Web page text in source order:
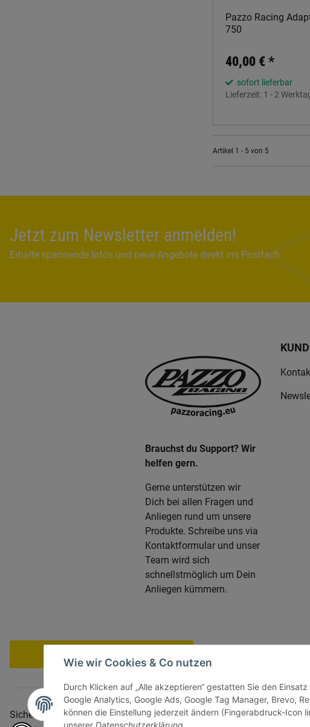
Wie wir Cookies & Co nutzen
Durch Klicken auf „Alle akzeptieren“ gestatten Sie den
Google Analytics, Google Ads, Google Tag Manager, Brevo,
können die Einstellung jederzeit ändern (Fingerabdruck-Icon
unserer Datenschutzerklärung
Pazzo Racing
750
40,00 €*
sofort lieferbar
Lieferzeit: 1 - 2
Artikel 1 - 5 von 5
Jetzt zum Newsletter anmelden!
Erhalte spannende Infos und neue Angebote direkt ins Postfach
Brauchst du Support? Wir
helfen gern.
Gerne unterstützen wir
Dich bei allen Fragen und
Anliegen rund um unsere
Produkte. Schreibe uns via
Kontaktformular und unser
Team wird sich
schnellstmöglich um Dein
Anliegen kümmern.
Sicher bezahlen via: